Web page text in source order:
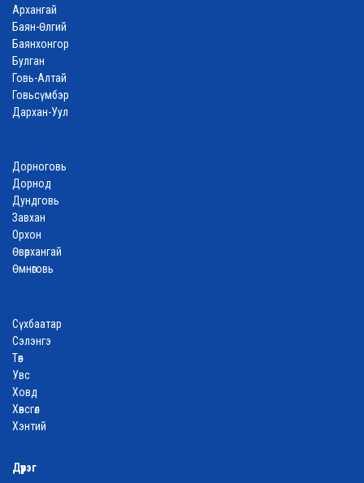
Архангай
Баян-Өлгий
Баянхонгор
Булган
Говь-Алтай
Говьсүмбэр
Дархан-Уул
Дорноговь
Дорнод
Дундговь
Завхан
Орхон
Өвөрхангай
Өмнөговь
Сүхбаатар
Сэлэнгэ
Төв
Увс
Ховд
Хөвсгөл
Хэнтий
Дүүрэг